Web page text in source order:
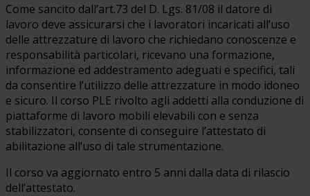
Come sancito dall’art.73 del D. Lgs. 81/08 il datore di
lavoro deve assicurarsi che i lavoratori incaricati all’uso
delle attrezzature di lavoro che richiedano conoscenze e
responsabilità particolari, ricevano una formazione,
informazione ed addestramento adeguati e specifici, tali
da consentire l’utilizzo delle attrezzature in modo idoneo
e sicuro. Il corso PLE rivolto agli addetti alla conduzione di
piattaforme di lavoro mobili elevabili con e senza
stabilizzatori, consente di conseguire l’attestato di
abilitazione all’uso di tale strumentazione.
Il corso va aggiornato entro 5 anni dalla data di rilascio
dell’attestato.